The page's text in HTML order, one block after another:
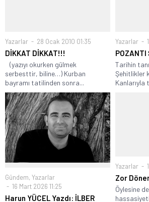
Yazarlar 28 Ocak 2010 01:35
DİKKAT DİKKAT!!!
(yazıyı okurken gülmek
serbesttir, biline…) Kurban
bayramı tatilinden sonra...
Yazarlar
POZANTI
Tarihin
Şehitlikler
Kanlarıyla
Gündem, Yazarlar
16 Mart 2026 11:25
Harun YÜCEL Yazdı: İLBER
Yazarlar
Zor
Öylesine